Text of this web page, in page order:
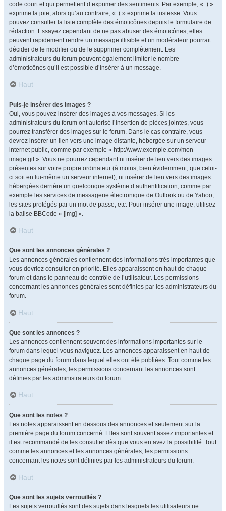
code court et qui permettent d’exprimer des sentiments. Par exemple, « :) »
exprime la joie, alors qu’au contraire, « :( » exprime la tristesse. Vous
pouvez consulter la liste complète des émoticônes depuis le formulaire de
rédaction. Essayez cependant de ne pas abuser des émoticônes, elles
peuvent rapidement rendre un message illisible et un modérateur pourrait
décider de le modifier ou de le supprimer complètement. Les
administrateurs du forum peuvent également limiter le nombre
d’émoticônes qu’il est possible d’insérer à un message.
Haut
Puis-je insérer des images ?
Oui, vous pouvez insérer des images à vos messages. Si les
administrateurs du forum ont autorisé l’insertion de pièces jointes, vous
pourrez transférer des images sur le forum. Dans le cas contraire, vous
devrez insérer un lien vers une image distante, hébergée sur un serveur
internet public, comme par exemple « http://www.exemple.com/mon-
image.gif ». Vous ne pourrez cependant ni insérer de lien vers des images
présentes sur votre propre ordinateur (à moins, bien évidemment, que celui-
ci soit en lui-même un serveur internet), ni insérer de lien vers des images
hébergées derrière un quelconque système d’authentification, comme par
exemple les services de messagerie électronique de Outlook ou de Yahoo,
les sites protégés par un mot de passe, etc. Pour insérer une image, utilisez
la balise BBCode « [img] ».
Haut
Que sont les annonces générales ?
Les annonces générales contiennent des informations très importantes que
vous devriez consulter en priorité. Elles apparaissent en haut de chaque
forum et dans le panneau de contrôle de l’utilisateur. Les permissions
concernant les annonces générales sont définies par les administrateurs du
forum.
Haut
Que sont les annonces ?
Les annonces contiennent souvent des informations importantes sur le
forum dans lequel vous naviguez. Les annonces apparaissent en haut de
chaque page du forum dans lequel elles ont été publiées. Tout comme les
annonces générales, les permissions concernant les annonces sont
définies par les administrateurs du forum.
Haut
Que sont les notes ?
Les notes apparaissent en dessous des annonces et seulement sur la
première page du forum concerné. Elles sont souvent assez importantes et
il est recommandé de les consulter dès que vous en avez la possibilité. Tout
comme les annonces et les annonces générales, les permissions
concernant les notes sont définies par les administrateurs du forum.
Haut
Que sont les sujets verrouillés ?
Les sujets verrouillés sont des sujets dans lesquels les utilisateurs ne